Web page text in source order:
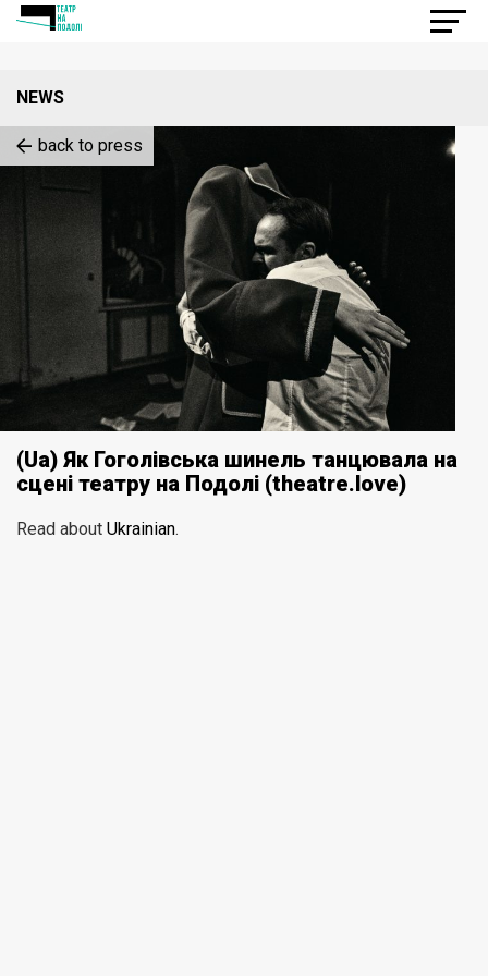
NEWS
back to press
(Ua) Як Гоголівська шинель танцювала на
сцені театру на Подолі (theatre.love)
Read about Ukrainian.